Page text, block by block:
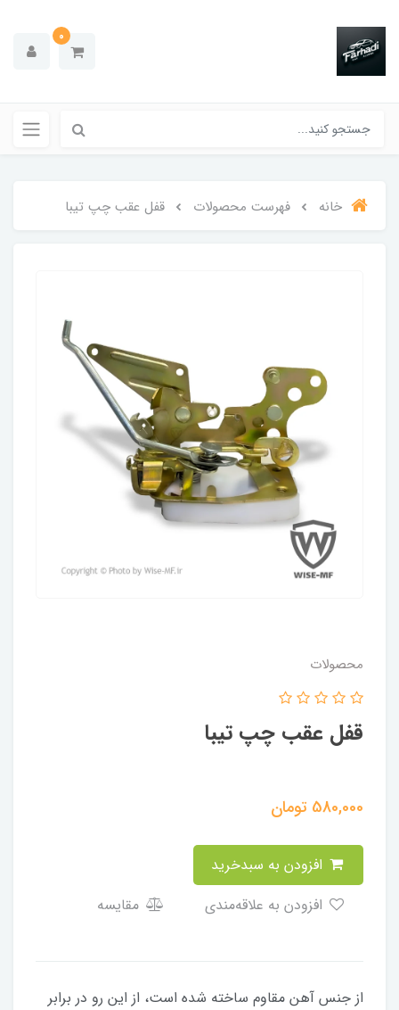
0
خانه فهرست محصولات قفل عقب چپ تیبا
محصولات
قفل عقب چپ تیبا
580,000 تومان
مقایسه
از جنس آهن مقاوم ساخته شده است، از این رو در برابر